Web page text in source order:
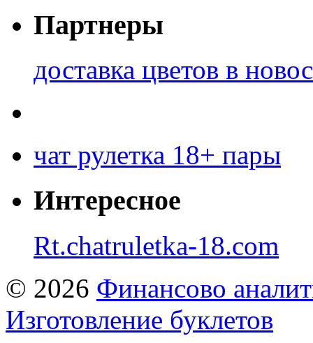
Партнеры
доставка цветов в
чат рулетка 18+ пары
Интересное
Rt.chatruletka-18.com
© 2026 Финансово
Изготовление буклетов